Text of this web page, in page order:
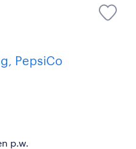
PepsiCo
p.w.